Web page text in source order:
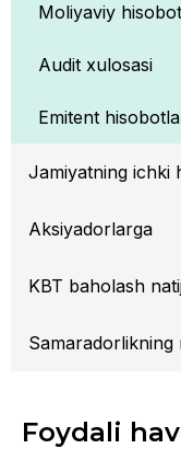
Moliyaviy
Audit xulosasi
Emitent
Jamiyatning ichki
Aksiyadorlarga
KBT baholash
Samaradorlikning
Foydali